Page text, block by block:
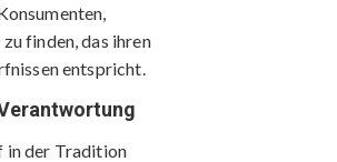
finden, das ihren
entspricht.
in der Tradition